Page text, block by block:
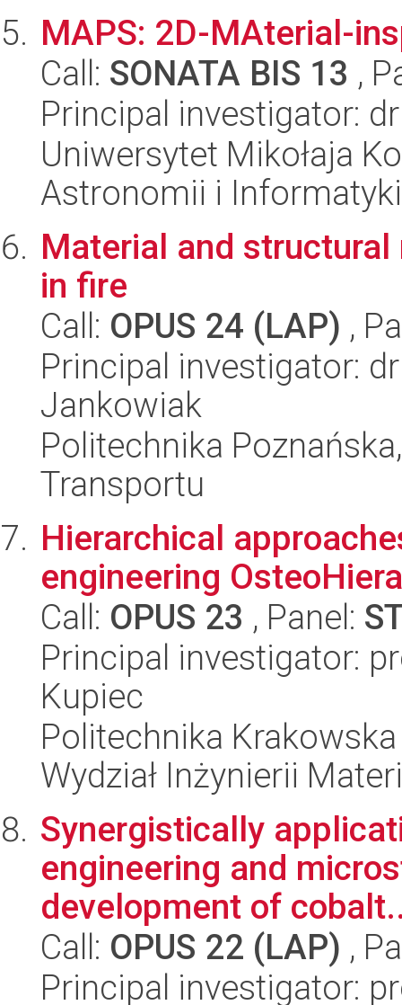
MAPS: 2D-MAterial-
Call: SONATA BIS 13 ,
Principal investigator:
Uniwersytet Mikołaja
Astronomii i
Material and
in fire
Call: OPUS 24 (LAP) ,
Principal investigator:
Jankowiak
Politechnika
Transportu
Hierarchical
engineering
Call: OPUS 23 , Panel:
Principal investigator:
Kupiec
Politechnika
Wydział Inżynierii
Synergistically
engineering and
development of
Call: OPUS 22 (LAP) ,
Principal investigator: